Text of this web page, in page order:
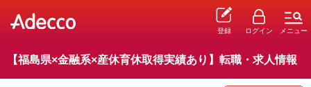
登録 ログイン メニュー
【福島県×金融系×産休育休取得実績あり】転職・求人情報